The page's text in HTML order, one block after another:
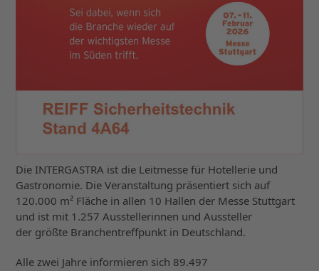
Die INTERGASTRA ist die Leitmesse für Hotellerie und
Gastronomie. Die Veranstaltung präsentiert sich auf
120.000 m² Fläche in allen 10 Hallen der Messe Stuttgart
und ist mit 1.257 Ausstellerinnen und Aussteller
der größte Branchentreffpunkt in Deutschland.
Alle zwei Jahre informieren sich 89.497